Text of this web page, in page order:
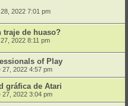
2022 7:01 pm
traje de huaso?
2022 8:11 pm
of Play
27, 2022 4:57 pm
gráfica de Atari
27, 2022 3:04 pm